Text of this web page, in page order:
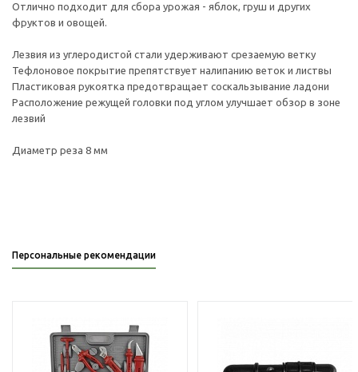
Отлично подходит для сбора урожая - яблок, груш и других
фруктов и овощей.
Лезвия из углеродистой стали удерживают срезаемую ветку
Тефлоновое покрытие препятствует налипанию веток и листвы
Пластиковая рукоятка предотвращает соскальзывание ладони
Расположение режущей головки под углом улучшает обзор в зоне
лезвий
Диаметр реза 8 мм
Персональные рекомендации